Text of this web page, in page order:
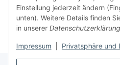
Einstellung jederzeit ändern
unten). Weitere Details finden
in unserer Datenschutzerklärung
Impressum Privatsphäre und